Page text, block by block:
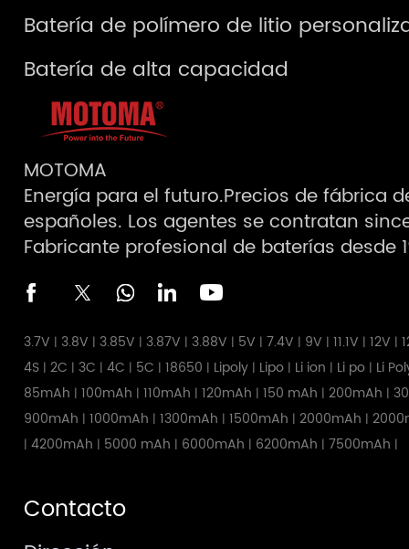
Batería de polímero de litio
Batería de alta capacidad
MOTOMA
Energía para el futuro.Precios de fábrica
españoles. Los agentes se contratan
Fabricante profesional de baterías desde
3.7V | 3.8V | 3.85V | 3.87V | 3.88V | 5V |7.4V | 9V |11.1V |12V |
4S |2C | 3C |4C | 5C |18650 | Lipoly | Lipo | Li ion | Li po | Li
85mAh |100mAh |110mAh |120mAh |150 mAh |200mAh |
900mAh |1000mAh |1300mAh |1500mAh |2000mAh |
|4200mAh | 5000 mAh | 6000mAh | 6200mAh |7500mAh |
Contacto